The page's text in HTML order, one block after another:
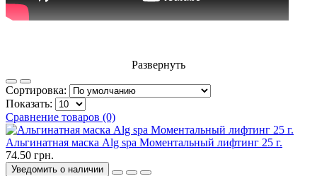
Развернуть
Сортировка:
Показать:
Сравнение товаров (0)
Альгинатная маска Alg spa Моментальный лифтинг 25 г.
74.50 грн.
Уведомить о наличии